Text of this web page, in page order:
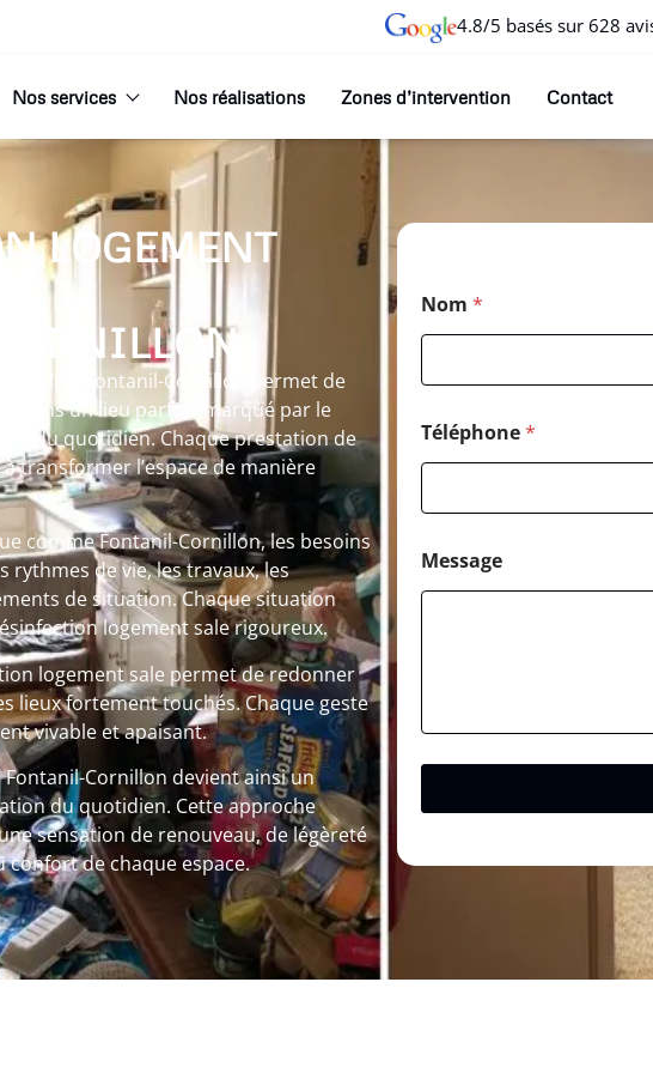
4.8/5 basés sur 628
Nos services Nos réalisations Zones d’intervention Contact
LOGEMENT
sale à Fontanil-Cornillon permet de
dans un lieu parfois marqué par le
du quotidien. Chaque prestation de
transformer l’espace de manière
comme Fontanil-Cornillon, les besoins
rythmes de vie, les travaux, les
de situation. Chaque situation
logement sale rigoureux.
logement sale permet de redonner
lieux fortement touchés. Chaque geste
vivable et apaisant.
Cornillon devient ainsi un
du quotidien. Cette approche
sensation de renouveau, de légèreté
confort de chaque espace.
Nom *
Téléphone*
Message